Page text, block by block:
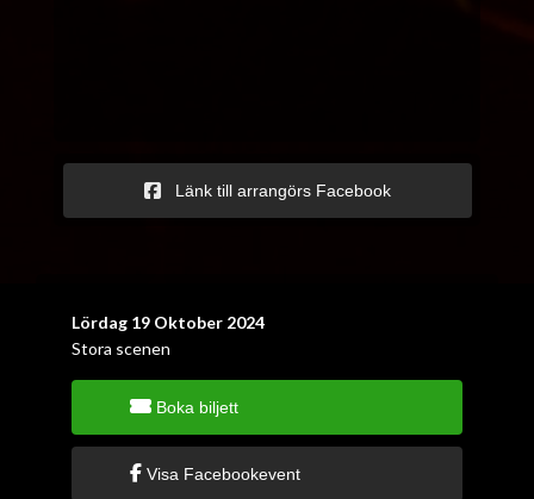
Länk till arrangörs Facebook
Lördag 19 Oktober 2024
Stora scenen
Boka biljett
Visa Facebookevent